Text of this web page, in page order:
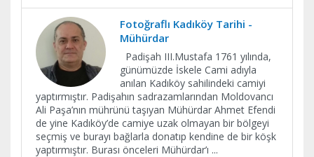
Fotoğraflı Kadıköy Tarihi -
Mühürdar
Padişah III.Mustafa 1761 yılında,
günümüzde İskele Cami adıyla
anılan Kadıköy sahilindeki camiyi
yaptırmıştır. Padişahın sadrazamlarından Moldovancı
Ali Paşa’nın mührünü taşıyan Mühürdar Ahmet Efendi
de yine Kadıköy’de camiye uzak olmayan bir bölgeyi
seçmiş ve burayı bağlarla donatıp kendine de bir köşk
yaptırmıştır. Burası önceleri Mühürdar’ı ...